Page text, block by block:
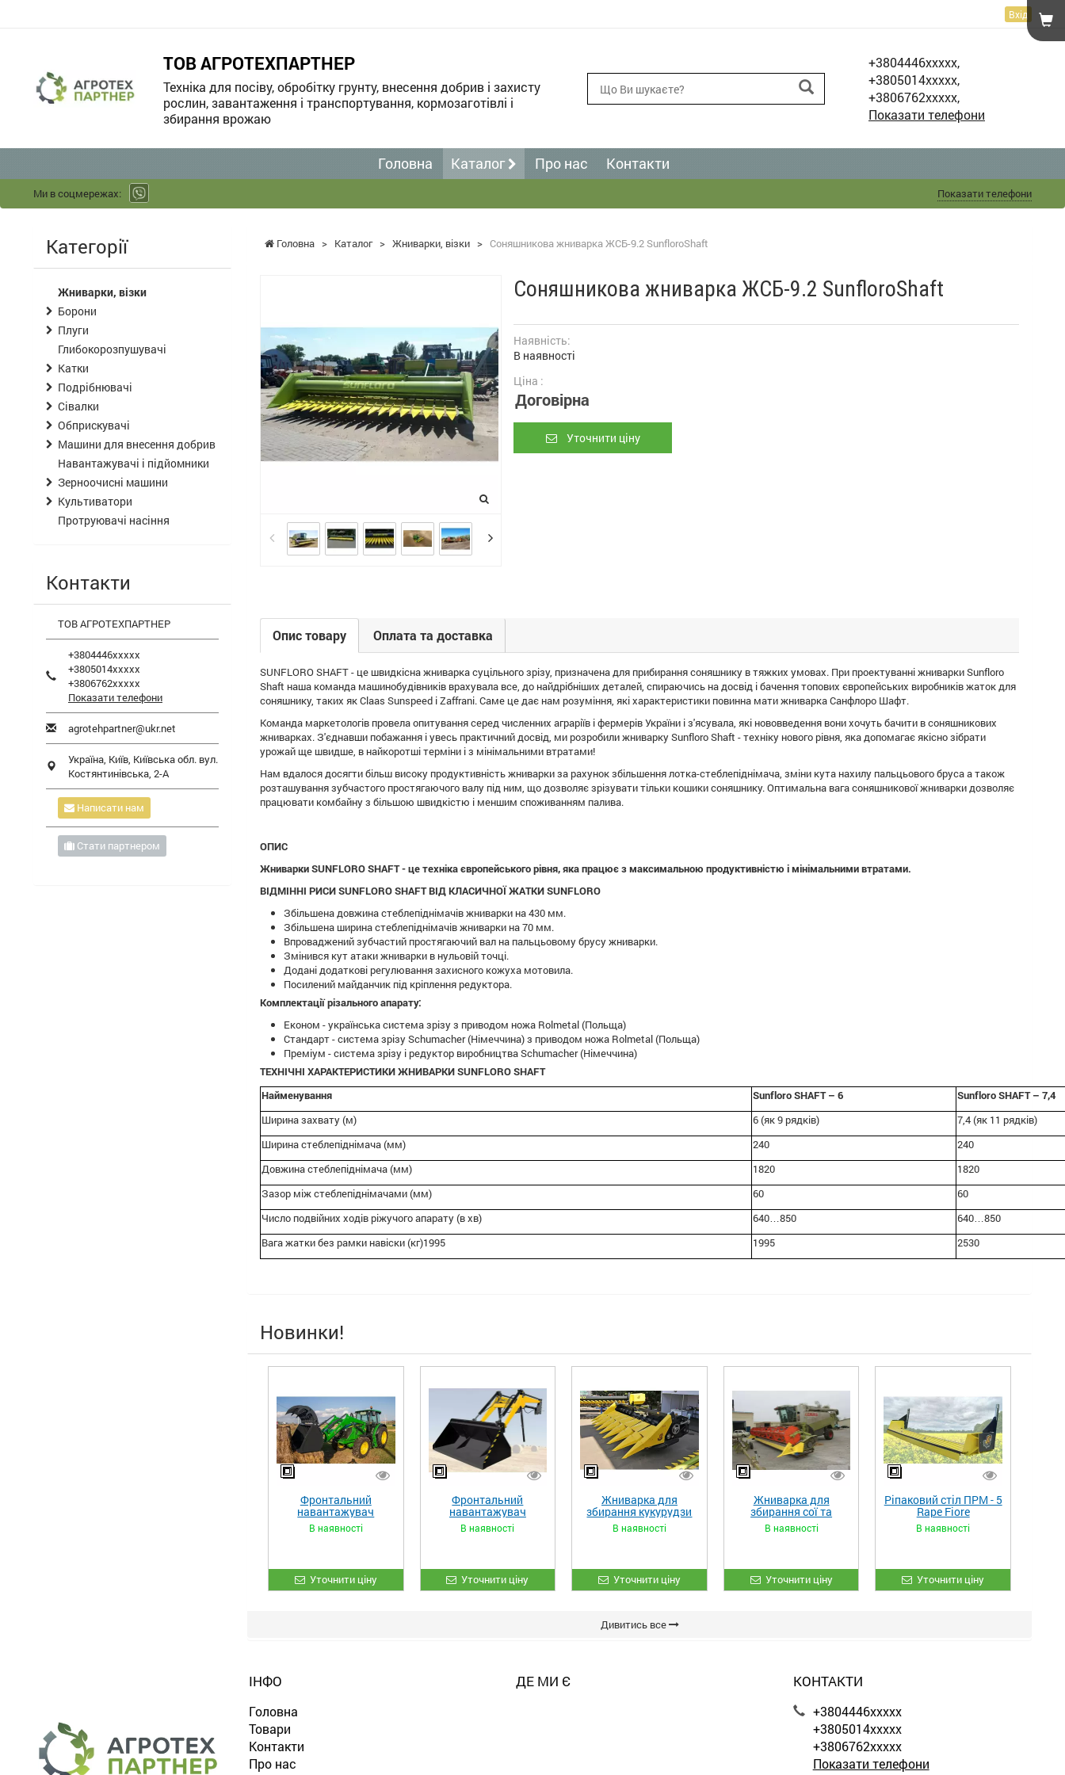
Вхід
ТОВ АГРОТЕХПАРТНЕР
Техніка для посіву, обробітку грунту, внесення добрив і захисту
рослин, завантаження і транспортування, кормозаготівлі і
збирання врожаю
+3804446xxxxx,
+3805014xxxxx,
+3806762xxxxx,
Показати телефони
Головна Каталог Про нас Контакти
Ми в соцмережах: Показати телефони
Головна > Каталог > Жниварки, візки > Соняшникова жниварка ЖСБ-9.2 SunfloroShaft
Соняшникова жниварка ЖСБ-9.2 SunfloroShaft
Наявність:
В наявності
Ціна :
Договірна
Уточнити ціну
Опис товару Оплата та доставка
SUNFLORO SHAFT - це швидкісна жниварка суцільного зрізу, призначена для прибирання соняшнику в тяжких умовах. При проектуванні жниварки Sunfloro
Shaft наша команда машинобудівників врахувала все, до найдрібніших деталей, спираючись на досвід і бачення топових європейських виробників жаток для
соняшнику, таких як Claas Sunspeed і Zaffrani. Саме це дає нам розуміння, які характеристики повинна мати жниварка Санфлоро Шафт.
Команда маркетологів провела опитування серед численних аграріїв і фермерів України і з'ясувала, які нововведення вони хочуть бачити в соняшникових
жниварках. З'єднавши побажання і увесь практичний досвід, ми розробили жниварку Sunfloro Shaft - техніку нового рівня, яка допомагає якісно зібрати
урожай ще швидше, в найкоротші терміни і з мінімальними втратами!
Нам вдалося досягти більш високу продуктивність жниварки за рахунок збільшення лотка-стеблепіднімача, зміни кута нахилу пальцьового бруса а також
розташування зубчастого простягаючого валу під ним, що дозволяє зрізувати тільки кошики соняшнику. Оптимальна вага соняшникової жниварки дозволяє
працювати комбайну з більшою швидкістю і меншим споживанням палива.
ОПИС
Жниварки SUNFLORO SHAFT - це техніка європейського рівня, яка працює з максимальною продуктивністю і мінімальними втратами.
ВІДМІННІ РИСИ SUNFLORO SHAFT ВІД КЛАСИЧНОЇ ЖАТКИ SUNFLORO
Збільшена довжина стеблепіднімачів жниварки на 430 мм.
Збільшена ширина стеблепіднімачів жниварки на 70 мм.
Впроваджений зубчастий простягаючий вал на пальцьовому брусу жниварки.
Змінився кут атаки жниварки в нульовій точці.
Додані додаткові регулювання захисного кожуха мотовила.
Посилений майданчик під кріплення редуктора.
Комплектації різального апарату:
Економ - українська система зрізу з приводом ножа Rolmetal (Польща)
Стандарт - система зрізу Schumacher (Німеччина) з приводом ножа Rolmetal (Польща)
Преміум - система зрізу і редуктор виробництва Schumacher (Німеччина)
ТЕХНІЧНІ ХАРАКТЕРИСТИКИ ЖНИВАРКИ SUNFLORO SHAFT
Найменування
Sunfloro SHAFT – 6
Sunfloro SHAFT – 7,4
Ширина захвату (м)
6 (як 9 рядків)
7,4 (як 11 рядків)
Ширина стеблепіднімача (мм)
240
240
Довжина стеблепіднімача (мм)
1820
1820
Зазор між стеблепіднімачами (мм)
60
60
Число подвійних ходів ріжучого апарату (в хв)
640…850
640…850
Вага жатки без рамки навіски (кг)1995
1995 2530
Новинки!
Фронтальний
навантажувач
«STRONG XL»
В наявності
Уточнити ціну
Фронтальний
навантажувач
«STRONG»
В наявності
Уточнити ціну
Жниварка для
збирання кукурудзи
ЖКИ-870
В наявності
Уточнити ціну
Жниварка для
збирання сої та
гороху «ETTARO»
В наявності
Уточнити ціну
Ріпаковий стіл ПРМ - 5
Rape Fiore
В наявності
Уточнити ціну
Дивитись все
Категорії
Жниварки, візки
Борони
Плуги
Глибокорозпушувачі
Катки
Подрібнювачі
Сівалки
Обприскувачі
Машини для внесення добрив
Навантажувачі і підйомники
Зерноочисні машини
Культиватори
Протруювачі насіння
Контакти
ТОВ АГРОТЕХПАРТНЕР
+3804446xxxxx
+3805014xxxxx
+3806762xxxxx
Показати телефони
agrotehpartner@ukr.net
Україна, Київ, Київська обл. вул.
Костянтинівська, 2-А
Написати нам
Стати партнером
ІНФО
Головна
Товари
Контакти
Про нас
ДЕ МИ Є КОНТАКТИ
+3804446xxxxx
+3805014xxxxx
+3806762xxxxx
Показати телефони